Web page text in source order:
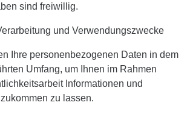
sind freiwillig.
und Verwendungszwecke
Ihre personenbezogenen Daten in dem
Umfang, um Ihnen im Rahmen
Informationen und
zu lassen.